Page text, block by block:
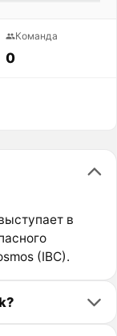
Команда
0
в
(IBC).